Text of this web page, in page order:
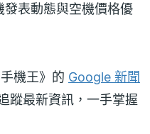
發表動態與空機價格優
機王》的 Google 新聞
蹤最新資訊，一手掌握